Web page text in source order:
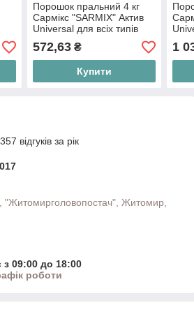
Порошок пральний 4 кг
Сармікс "SARMIX" Актив
Universal для всіх типів
прання
572,63₴
Купити
1
відгуків за рік
"Житомирголовопостач", Житомир,
09:00 до 18:00
роботи